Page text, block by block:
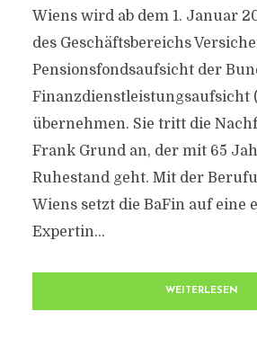
Wiens wird ab dem 1. Januar
des Geschäftsbereichs
Pensionsfondsaufsicht der
Finanzdienstleistungsaufsicht
übernehmen. Sie tritt die
Frank Grund an, der mit 65
Ruhestand geht. Mit der
Wiens setzt die BaFin auf eine
Expertin...
WEITERLESEN